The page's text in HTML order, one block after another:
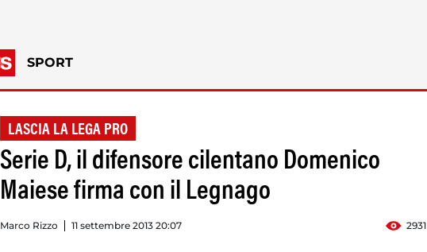
SPORT
LASCIA LA LEGA PRO
Serie D, il difensore cilentano Domenico
Maiese firma con il Legnago
Marco Rizzo 11 settembre 2013 20:07 2931